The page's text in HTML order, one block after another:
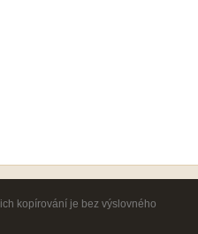
kopírování je bez výslovného